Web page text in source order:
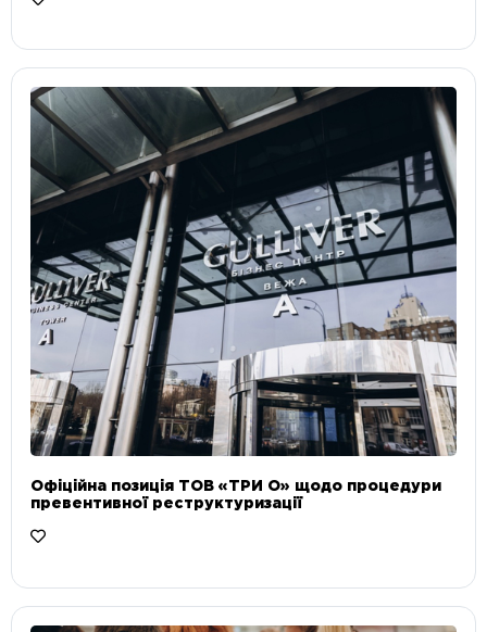
Офіційна позиція ТОВ «ТРИ О» щодо процедури
превентивної реструктуризації